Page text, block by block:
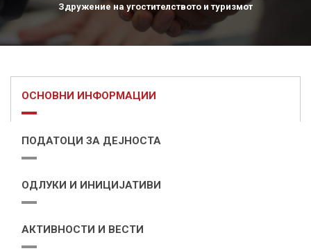
Здружение на угостителството и туризмот
ОСНОВНИ ИНФОРМАЦИИ
ПОДАТОЦИ ЗА ДЕЈНОСТА
ОДЛУКИ И ИНИЦИЈАТИВИ
АКТИВНОСТИ И ВЕСТИ